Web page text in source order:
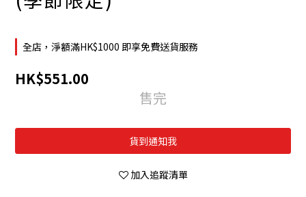
全店，淨額滿HK$1000 即享免費送貨服務
HK$551.00
售完
貨到通知我
加入追蹤清單